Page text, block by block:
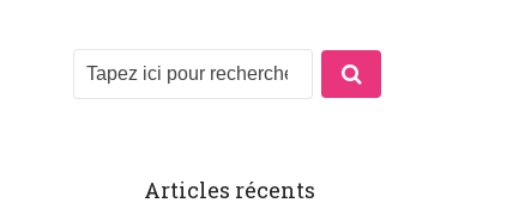
Articles récents